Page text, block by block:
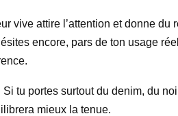
vive attire l’attention et donne
encore, pars de ton usage
tu portes surtout du denim, du
mieux la tenue.